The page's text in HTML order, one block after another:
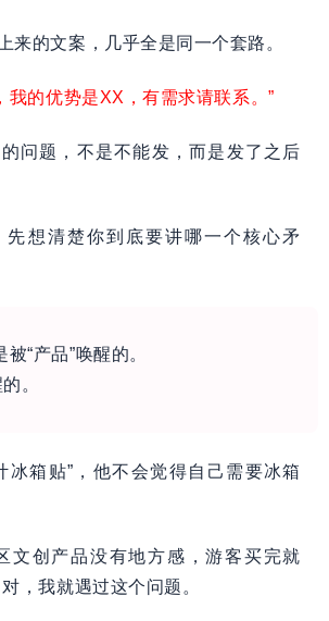
来的文案，几乎全是同一个套路。
我的优势是XX，有需求请联系。”
问题，不是不能发，而是发了之后
先想清楚你到底要讲哪一个核心矛
“产品”唤醒的。
。
冰箱贴”，他不会觉得自己需要冰箱
文创产品没有地方感，游客买完就
，我就遇过这个问题。